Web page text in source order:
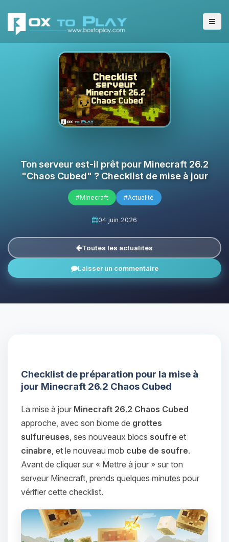
Ton serveur est-il prêt pour Minecraft 26.2
"Chaos Cubed" ? Checklist de mise à jour
#Minecraft #Actualité
04 juin 2026
Toutes les actualités
Laisser un commentaire
Checklist de préparation pour la mise à
jour Minecraft 26.2 Chaos Cubed
La mise à jour Minecraft 26.2 Chaos Cubed
approche, avec son biome de grottes
sulfureuses, ses nouveaux blocs soufre et
cinabre, et le nouveau mob cube de soufre.
Avant de cliquer sur « Mettre à jour » sur ton
serveur Minecraft, prends quelques minutes pour
vérifier cette checklist.